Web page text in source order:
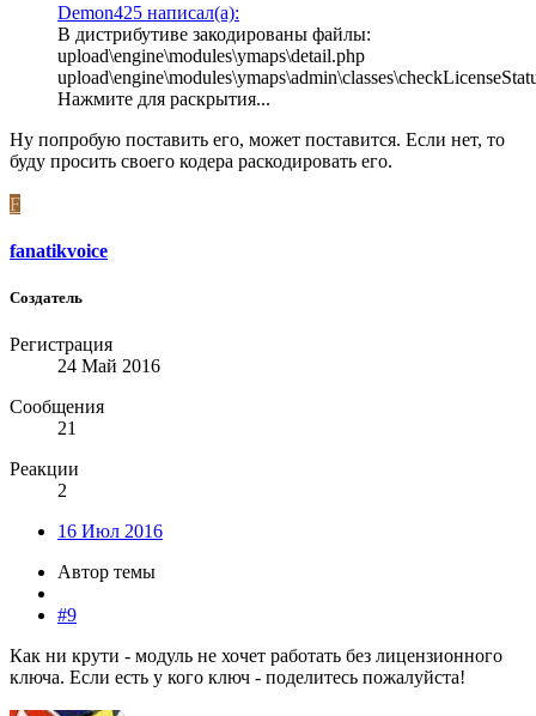
Demon425 написал(а):
В дистрибутиве закодированы файлы:
upload\engine\modules\ymaps\detail.php
Нажмите для раскрытия...
Ну попробую поставить его, может поставится. Если нет, то
буду просить своего кодера раскодировать его.
F
fanatikvoice
Создатель
Регистрация
24 Май 2016
Сообщения
21
Реакции
2
16 Июл 2016
Автор темы
#9
Как ни крути - модуль не хочет работать без лицензионного
ключа. Если есть у кого ключ - поделитесь пожалуйста!